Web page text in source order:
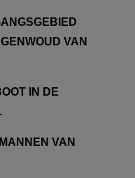
regenwoud. Hier
kolibries en uitzicht op
voor een
in het offertetraject.
VAN
IN DE
VAN